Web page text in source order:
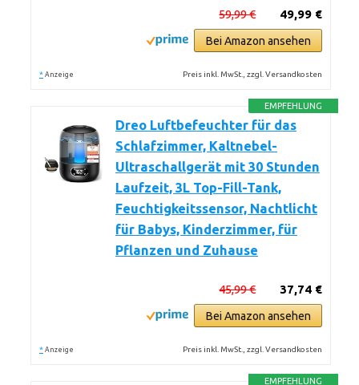
49,99 €
59,99 €
Bei Amazon ansehen
* Anzeige Preis inkl. MwSt., zzgl. Versandkosten
EMPFEHLUNG
Dreo Luftbefeuchter für das
Schlafzimmer, Kaltnebel-
Ultraschallgerät mit 30 Stunden
Laufzeit, 3L Top-Fill-Tank,
Feuchtigkeitssensor, Nachtlicht
für Babys, Kinderzimmer, für
Pflanzen und Zuhause
37,74 €
45,99 €
Bei Amazon ansehen
* Anzeige Preis inkl. MwSt., zzgl. Versandkosten
EMPFEHLUNG